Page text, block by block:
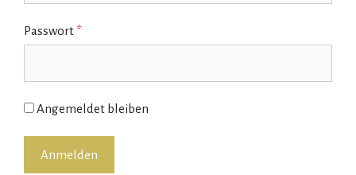
Passwort *
Angemeldet bleiben